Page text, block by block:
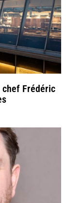
chef Frédéric